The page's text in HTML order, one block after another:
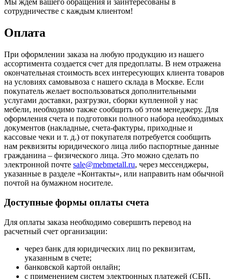
сотрудничестве с каждым клиентом!
Оплата
При оформлении заказа на любую продукцию из нашего
ассортимента создается счет для предоплаты. В нем отражена
окончательная стоимость всех интересующих клиента товаров
на условиях самовывоза с нашего склада в Москве. Если
покупатель желает воспользоваться дополнительными
услугами доставки, разгрузки, сборки купленной у нас
мебели, необходимо также сообщить об этом менеджеру. Для
оформления счета и подготовки полного набора необходимых
документов (накладные, счета-фактуры, приходные и
кассовые чеки и т. д.) от покупателя потребуется сообщить
нам реквизиты юридического лица либо паспортные данные
гражданина – физического лица. Это можно сделать по
электронной почте sale@mebmetall.ru, через мессенджеры,
указанные в разделе «Контакты», или направить нам обычной
почтой на бумажном носителе.
Доступные формы оплаты счета
Для оплаты заказа необходимо совершить перевод на
расчетный счет организации:
через банк для юридических лиц по реквизитам,
указанным в счете;
банковской картой онлайн;
с применением систем электронных платежей (СБП,